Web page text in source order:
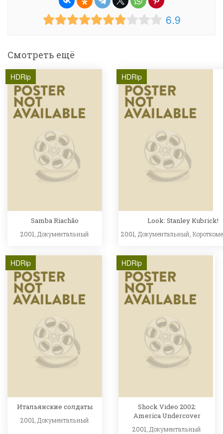
6.9
Смотреть ещё
HDRip
Samba Riachão
2001, Документальный
HDRip
Look: Stanley Kubrick!
2001, Документальный ,
HDRip
Итальянские солдаты
2001, Документальный
HDRip
Shock Video 2002:
America Undercover
2001,Документальный